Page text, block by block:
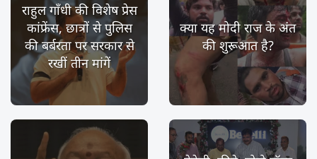
राहुल गाँधी की विशेष प्रेस
कांफ्रेंस, छात्रों से पुलिस
की बर्बरता पर सरकार से
रखीं तीन मांगें
क्या यह मोदी राज के अंत
की शुरूआत है?